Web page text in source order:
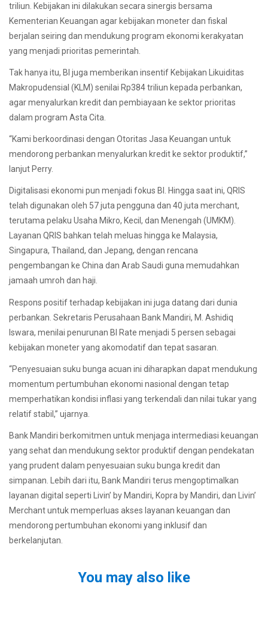
triliun. Kebijakan ini dilakukan secara sinergis bersama
Kementerian Keuangan agar kebijakan moneter dan fiskal
berjalan seiring dan mendukung program ekonomi kerakyatan
yang menjadi prioritas pemerintah.
Tak hanya itu, BI juga memberikan insentif Kebijakan Likuiditas
Makropudensial (KLM) senilai Rp384 triliun kepada perbankan,
agar menyalurkan kredit dan pembiayaan ke sektor prioritas
dalam program Asta Cita.
“Kami berkoordinasi dengan Otoritas Jasa Keuangan untuk
mendorong perbankan menyalurkan kredit ke sektor produktif,”
lanjut Perry.
Digitalisasi ekonomi pun menjadi fokus BI. Hingga saat ini, QRIS
telah digunakan oleh 57 juta pengguna dan 40 juta merchant,
terutama pelaku Usaha Mikro, Kecil, dan Menengah (UMKM).
Layanan QRIS bahkan telah meluas hingga ke Malaysia,
Singapura, Thailand, dan Jepang, dengan rencana
pengembangan ke China dan Arab Saudi guna memudahkan
jamaah umroh dan haji.
Respons positif terhadap kebijakan ini juga datang dari dunia
perbankan. Sekretaris Perusahaan Bank Mandiri, M. Ashidiq
Iswara, menilai penurunan BI Rate menjadi 5 persen sebagai
kebijakan moneter yang akomodatif dan tepat sasaran.
“Penyesuaian suku bunga acuan ini diharapkan dapat mendukung
momentum pertumbuhan ekonomi nasional dengan tetap
memperhatikan kondisi inflasi yang terkendali dan nilai tukar yang
relatif stabil,” ujarnya.
Bank Mandiri berkomitmen untuk menjaga intermediasi keuangan
yang sehat dan mendukung sektor produktif dengan pendekatan
yang prudent dalam penyesuaian suku bunga kredit dan
simpanan. Lebih dari itu, Bank Mandiri terus mengoptimalkan
layanan digital seperti Livin’ by Mandiri, Kopra by Mandiri, dan Livin’
Merchant untuk memperluas akses layanan keuangan dan
mendorong pertumbuhan ekonomi yang inklusif dan
berkelanjutan.
You may also like